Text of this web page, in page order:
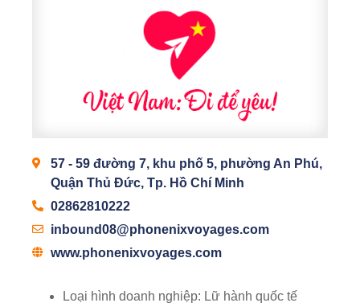
57 - 59 đường 7, khu phố 5, phường An Phú,
Quận Thủ Đức, Tp. Hồ Chí Minh
02862810222
inbound08@phonenixvoyages.com
www.phonenixvoyages.com
Loại hình doanh nghiệp: Lữ hành quốc tế